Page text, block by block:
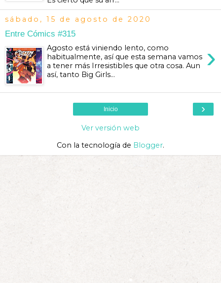
sábado, 15 de agosto de 2020
Entre Cómics #315
›
Agosto está viniendo lento, como
habitualmente, así que esta semana vamos
a tener más Irresistibles que otra cosa. Aun
así, tanto Big Girls...
›
Inicio
Ver versión web
Con la tecnología de Blogger.